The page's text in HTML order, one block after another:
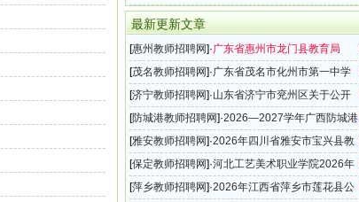
最新更新文章
[惠州教师招聘网]·广东省惠州市龙门县教育局
2026年第二轮教师招聘23名公告
[茂名教师招聘网]·广东省茂名市化州市第一中学
2026年公开选聘教师公告
[济宁教师招聘网]·山东省济宁市兖州区关于公开
招募2026年银龄讲学计划教师的公告
[防城港教师招聘网]·2026—2027学年广西防城港
市上思县招募优秀退休教师乡村支教志愿者公告
[雅安教师招聘网]·2026年四川省雅安市宝兴县教
师招聘10名公告
[保定教师招聘网]·河北工艺美术职业学院2026年
公开选聘工作人员公告
[萍乡教师招聘网]·2026年江西省萍乡市莲花县公